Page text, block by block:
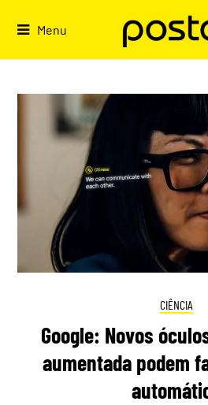
Menu
CIÊNCIA
Google: Novos
aumentada podem